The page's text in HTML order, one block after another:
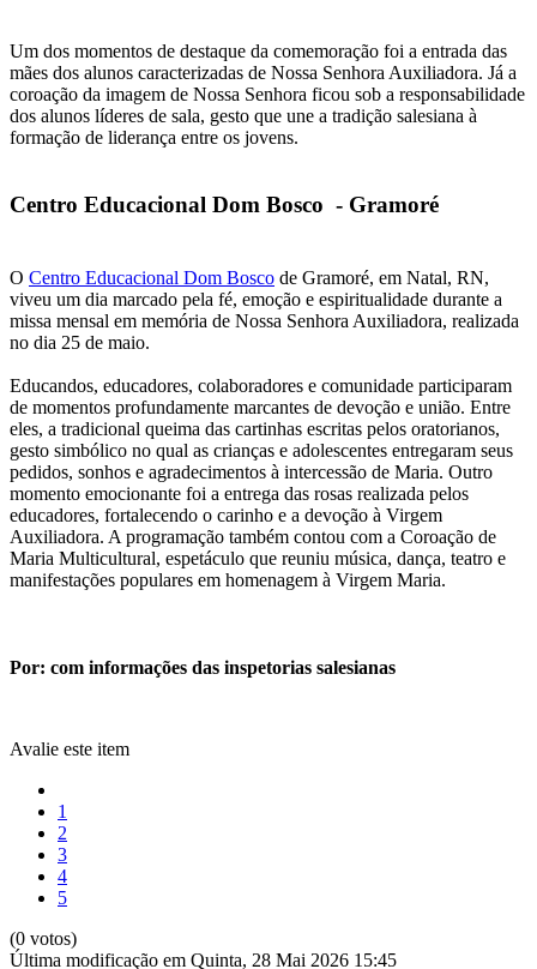
Um dos momentos de destaque da comemoração foi a entrada das
mães dos alunos caracterizadas de Nossa Senhora Auxiliadora. Já a
coroação da imagem de Nossa Senhora ficou sob a responsabilidade
dos alunos líderes de sala, gesto que une a tradição salesiana à
formação de liderança entre os jovens.
Centro Educacional Dom Bosco - Gramoré
O Centro Educacional Dom Bosco de Gramoré, em Natal, RN,
viveu um dia marcado pela fé, emoção e espiritualidade durante a
missa mensal em memória de Nossa Senhora Auxiliadora, realizada
no dia 25 de maio.
Educandos, educadores, colaboradores e comunidade participaram
de momentos profundamente marcantes de devoção e união. Entre
eles, a tradicional queima das cartinhas escritas pelos oratorianos,
gesto simbólico no qual as crianças e adolescentes entregaram seus
pedidos, sonhos e agradecimentos à intercessão de Maria. Outro
momento emocionante foi a entrega das rosas realizada pelos
educadores, fortalecendo o carinho e a devoção à Virgem
Auxiliadora. A programação também contou com a Coroação de
Maria Multicultural, espetáculo que reuniu música, dança, teatro e
manifestações populares em homenagem à Virgem Maria.
Por: com informações das inspetorias salesianas
Avalie este item
1
2
3
4
5
(0 votos)
Última modificação em Quinta, 28 Mai 2026 15:45